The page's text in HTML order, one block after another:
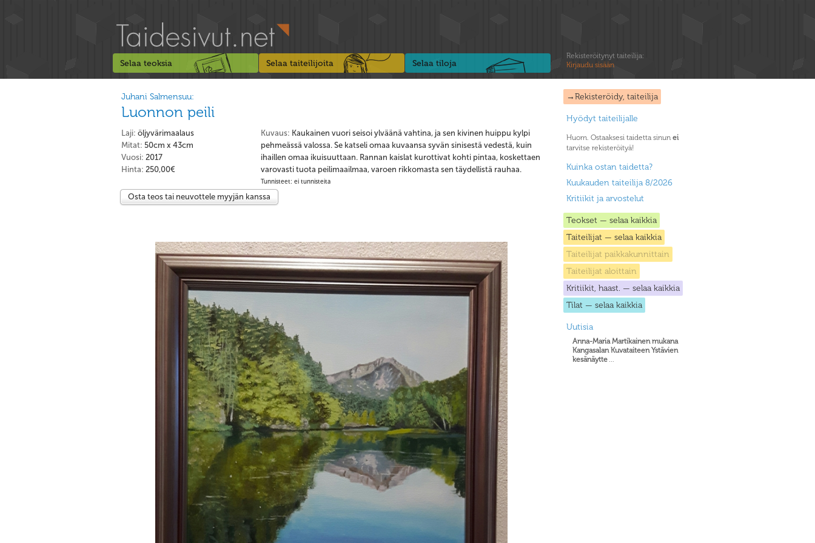
Selaa teoksia Selaa taiteilijoita Selaa tiloja
Rekisteröitynyt taiteilija:
Kirjaudu sisään
→Rekisteröidy, taiteilija
Hyödyt taiteilijalle
Huom. Ostaaksesi taidetta sinun ei
tarvitse rekisteröityä!
Kuinka ostan taidetta?
Kuukauden taiteilija 8/2026
Kritiikit ja arvostelut
Teokset — selaa kaikkia
Taiteilijat — selaa kaikkia
Taiteilijat paikkakunnittain
Taiteilijat aloittain
Kritiikit, haast. — selaa kaikkia
Tilat — selaa kaikkia
Uutisia
Anna-Maria Martikainen mukana
Kangasalan Kuvataiteen Ystävien
kesänäytte...
Juhani Salmensuu:
Luonnon peili
Kuvaus: Kaukainen vuori seisoi ylväänä vahtina, ja sen kivinen huippu kylpi
pehmeässä valossa. Se katseli omaa kuvaansa syvän sinisestä vedestä, kuin
ihaillen omaa ikuisuuttaan. Rannan kaislat kurottivat kohti pintaa, koskettaen
varovasti tuota peilimaailmaa, varoen rikkomasta sen täydellistä rauhaa.
Tunnisteet: ei tunnisteita
Laji: öljyvärimaalaus
Mitat: 50cm x 43cm
Vuosi: 2017
Hinta: 250,00€
Osta teos tai neuvottele myyjän kanssa